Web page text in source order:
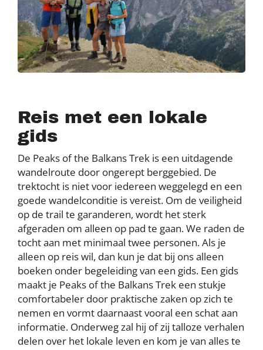
Reis met een lokale
gids
De Peaks of the Balkans Trek is een uitdagende
wandelroute door ongerept berggebied. De
trektocht is niet voor iedereen weggelegd en een
goede wandelconditie is vereist. Om de veiligheid
op de trail te garanderen, wordt het sterk
afgeraden om alleen op pad te gaan. We raden de
tocht aan met minimaal twee personen. Als je
alleen op reis wil, dan kun je dat bij ons alleen
boeken onder begeleiding van een gids. Een gids
maakt je Peaks of the Balkans Trek een stukje
comfortabeler door praktische zaken op zich te
nemen en vormt daarnaast vooral een schat aan
informatie. Onderweg zal hij of zij talloze verhalen
delen over het lokale leven en kom je van alles te